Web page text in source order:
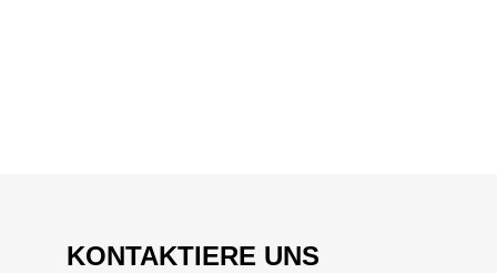
KONTAKTIERE UNS